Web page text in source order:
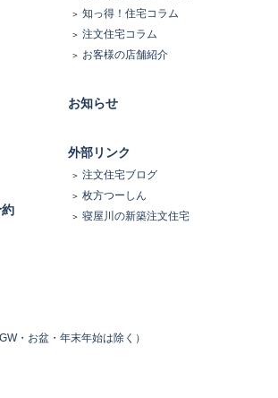
知っ得！住宅コラム
注文住宅コラム
お客様の店舗紹介
お知らせ
外部リンク
注文住宅ブログ
枚方つーしん
寝屋川の新築注文住宅
・お盆・年末年始は除く）